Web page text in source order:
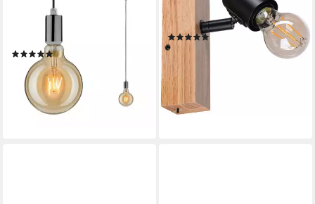
Pendelleuchte Larus IP44
ohne Leuchtmittel, E27
(2)
34,27 € UVP43,99 €
-22%
lieferbar - in 2-3 Werktagen bei dir
Deckenleuchte Arvid, ohne
Leuchtmittel, E27
19,97 €
-15%
lieferbar - in 2-3 Werktagen bei dir